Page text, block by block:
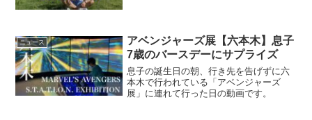
ニュース
アベンジャーズ展【六本木】息子
7歳のバースデーにサプライズ
息子の誕生日の朝、行き先を告げずに六
本木で行われている「アベンジャーズ
展」に連れて行った日の動画です。